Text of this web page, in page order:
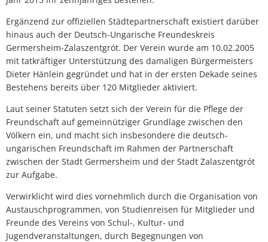
Ergänzend zur offiziellen Städtepartnerschaft existiert darüber
hinaus auch der Deutsch-Ungarische Freundeskreis
Germersheim-Zalaszentgrót. Der Verein wurde am 10.02.2005
mit tatkräftiger Unterstützung des damaligen Bürgermeisters
Dieter Hänlein gegründet und hat in der ersten Dekade seines
Bestehens bereits über 120 Mitglieder aktiviert.
Laut seiner Statuten setzt sich der Verein für die Pflege der
Freundschaft auf gemeinnütziger Grundlage zwischen den
Völkern ein, und macht sich insbesondere die deutsch-
ungarischen Freundschaft im Rahmen der Partnerschaft
zwischen der Stadt Germersheim und der Stadt Zalaszentgrót
zur Aufgabe.
Verwirklicht wird dies vornehmlich durch die Organisation von
Austauschprogrammen, von Studienreisen für Mitglieder und
Freunde des Vereins von Schul-, Kultur- und
Jugendveranstaltungen, durch Begegnungen von